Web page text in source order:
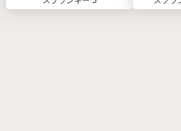
A:はい！このゲームはデスクトッ